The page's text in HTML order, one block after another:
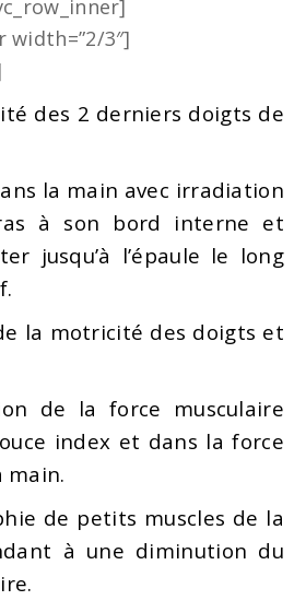
width=”2/3″]
des 2 derniers doigts de
la main avec irradiation
à son bord interne et
jusqu’à l’épaule le long
la motricité des doigts et
de la force musculaire
index et dans la force
main.
de petits muscles de la
à une diminution du